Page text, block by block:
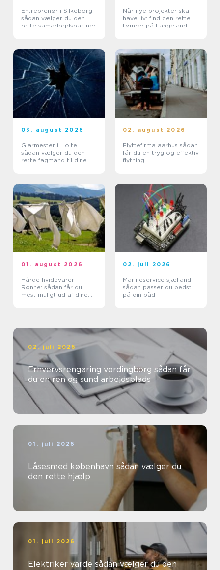
Entreprenør i Silkeborg:
sådan vælger du den
rette samarbejdspartner
Når nye projekter skal
have liv: find den rette
tømrer på Langeland
03. august 2026
Glarmester i Holte:
sådan vælger du den
rette fagmand til dine
02. august 2026
Flyttefirma aarhus sådan
får du en tryg og effektiv
flytning
01. august 2026
Hårde hvidevarer i
Rønne: sådan får du
mest muligt ud af dine
02. juli 2026
Marineservice sjælland:
sådan passer du bedst
på din båd
02. juli 2026
Erhvervsrengøring vordingborg sådan får
du en ren og sund arbejdsplads
01. juli 2026
Låsesmed københavn sådan vælger du
den rette hjælp
01. juli 2026
Elektriker varde sådan vælger du den